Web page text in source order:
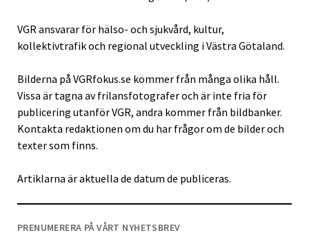
VGR ansvarar för hälso- och sjukvård, kultur,
kollektivtrafik och regional utveckling i Västra Götaland.
Bilderna på VGRfokus.se kommer från många olika håll.
Vissa är tagna av frilansfotografer och är inte fria för
publicering utanför VGR, andra kommer från bildbanker.
Kontakta redaktionen om du har frågor om de bilder och
texter som finns.
Artiklarna är aktuella de datum de publiceras.
PRENUMERERA PÅ VÅRT NYHETSBREV